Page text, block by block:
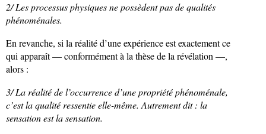
2/ Les processus physiques ne possèdent pas de qualités
phénoménales.
En revanche, si la réalité d’une expérience est exactement ce
qui apparaît — conformément à la thèse de la révélation —,
alors :
3/ La réalité de l’occurrence d’une propriété phénoménale,
c’est la qualité ressentie elle-même. Autrement dit : la
sensation est la sensation.